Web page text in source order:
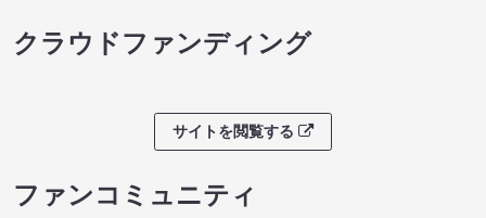
クラウドファンディング
サイトを閲覧する
ファンコミュニティ